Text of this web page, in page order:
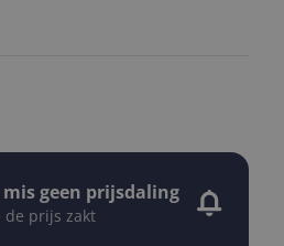
geen prijsdaling
de prijs zakt